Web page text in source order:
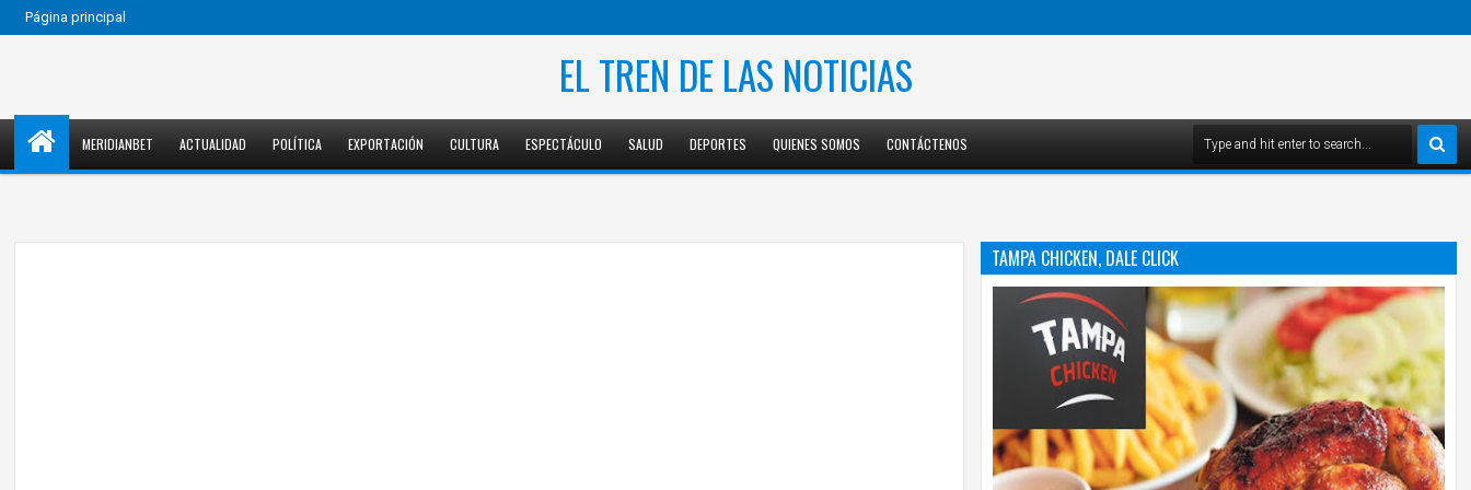
Página principal
EL TREN DE LAS NOTICIAS
MERIDIANBET ACTUALIDAD POLÍTICA EXPORTACIÓN CULTURA ESPECTÁCULO SALUD DEPORTES QUIENES SOMOS CONTÁCTENOS
TAMPA CHICKEN, DALE CLICK